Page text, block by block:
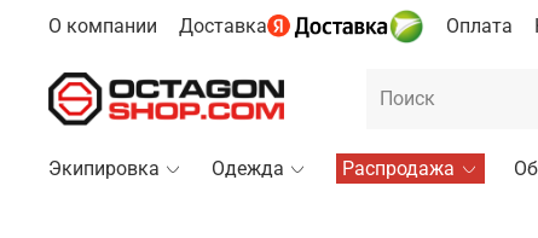
О компании Доставка Оплата
Экипировка Одежда Распродажа